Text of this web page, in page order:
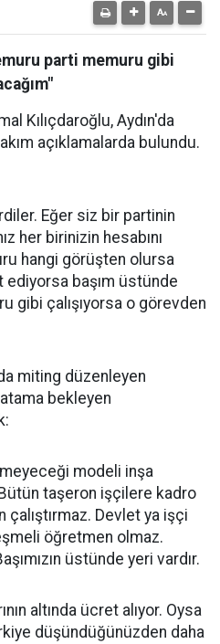
parti memuru gibi
Kılıçdaroğlu, Aydın'da
açıklamalarda bulundu.
Eğer siz bir partinin
her birinizin hesabını
hangi görüşten olursa
ediyorsa başım üstünde
gibi çalışıyorsa o görevden
miting düzenleyen
bekleyen
modeli inşa
taşeron işçilere kadro
Devlet ya işçi
öğretmen olmaz.
üstünde yeri vardır.
altında ücret alıyor. Oysa
düşündüğünüzden daha